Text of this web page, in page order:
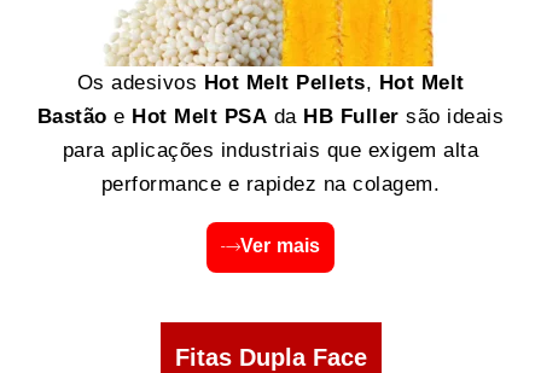
Os adesivos Hot Melt Pellets, Hot Melt
Bastão e Hot Melt PSA da HB Fuller são ideais
para aplicações industriais que exigem alta
performance e rapidez na colagem.
Ver mais
Fitas Dupla Face